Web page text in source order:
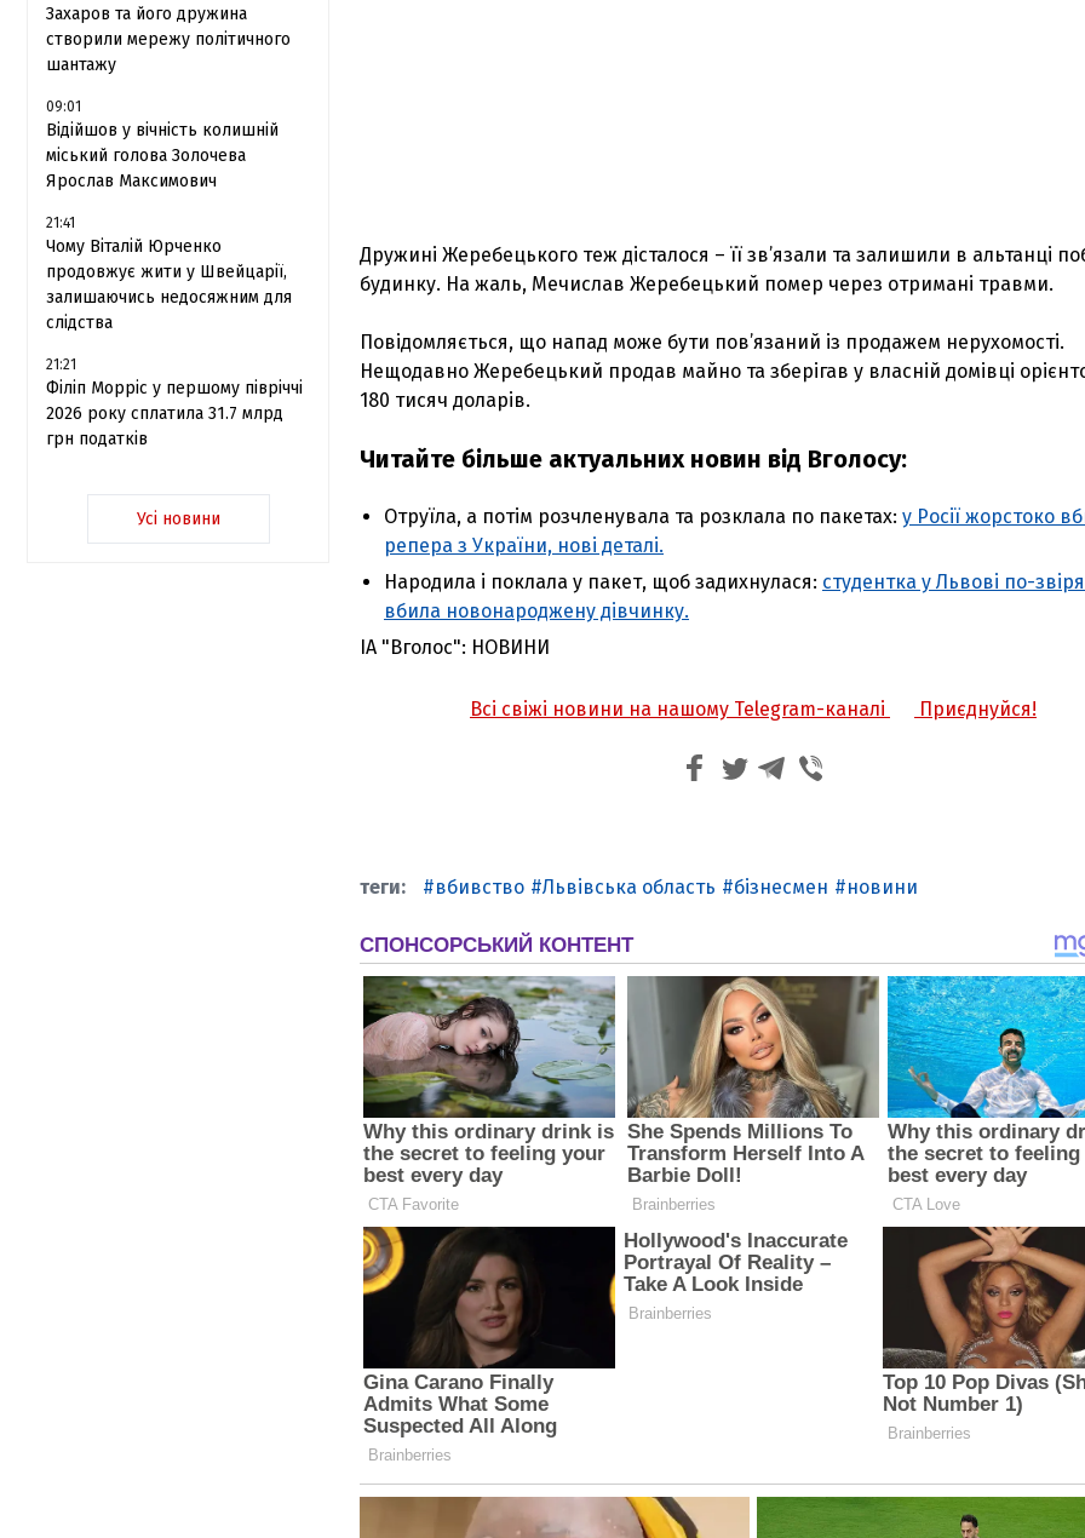
Захаров та його дружина
створили мережу політичного
шантажу
09:01
Відійшов у вічність колишній
міський голова Золочева
Ярослав Максимович
21:41
Чому Віталій Юрченко
продовжує жити у Швейцарії,
залишаючись недосяжним для
слідства
21:21
Філіп Морріс у першому півріччі
2026 року сплатила 31.7 млрд
грн податків
Усі новини
Дружині Жеребецького теж дісталося – її зв’язали та залишили в альтанці
будинку. На жаль, Мечислав Жеребецький помер через отримані травми.
Повідомляється, що напад може бути пов’язаний із продажем нерухомості.
Нещодавно Жеребецький продав майно та зберігав у власній домівці
180 тисяч доларів.
Читайте більше актуальних новин від Вголосу:
Отруїла, а потім розчленувала та розклала по пакетах: у Росії жорстоко
репера з України, нові деталі.
Народила і поклала у пакет, щоб задихнулася: студентка у Львові по-
вбила новонароджену дівчинку.
ІА "Вголос": НОВИНИ
Всі свіжі новини на нашому Telegram-каналі Приєднуйся!
вбивство Львівська область бізнесмен новини